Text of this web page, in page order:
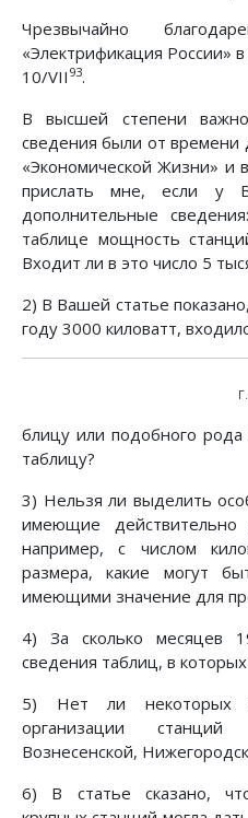
Чрезвычайно
«Электрификация России»
10/VII 93.
В высшей степени
сведения были от
«Экономической Жизни»
прислать мне, если у
дополнительные
таблице мощность
Входит ли в это число 5
2) В Вашей статье
году 3000 киловатт,
блицу или подобного
таблицу?
3) Нельзя ли выделить
имеющие действительно
например, с числом
размера, какие могут
имеющими значение для
4) За сколько месяцев
сведения таблиц, в
5) Нет ли некоторых
организации
Вознесенской,
6) В статье сказано,